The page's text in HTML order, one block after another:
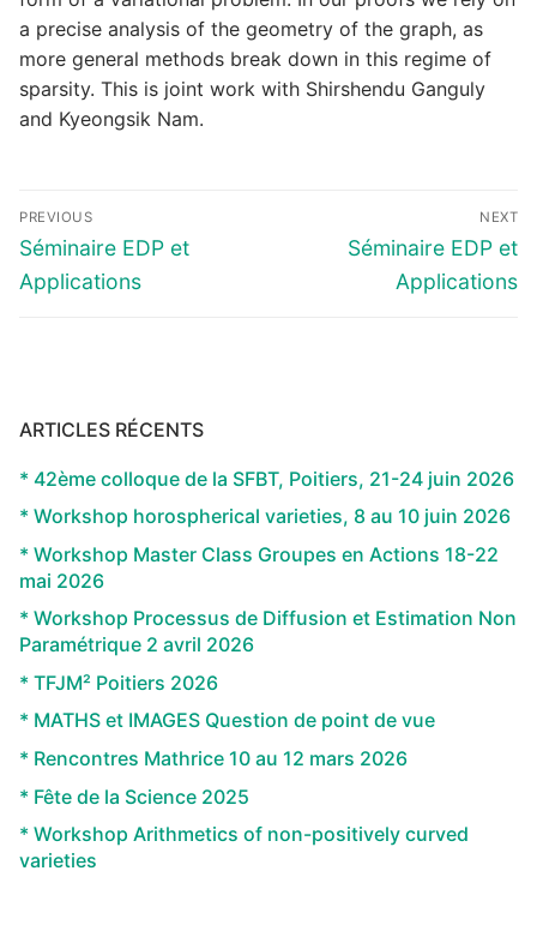
a precise analysis of the geometry of the graph, as
more general methods break down in this regime of
sparsity. This is joint work with Shirshendu Ganguly
and Kyeongsik Nam.
Navigation
de
l’article
PREVIOUS
Previous
post:
Séminaire EDP et
Applications
NEXT
Next
Séminaire EDP et
Applications
ARTICLES RÉCENTS
* 42ème colloque de la SFBT, Poitiers, 21-24 juin 2026
* Workshop horospherical varieties, 8 au 10 juin 2026
* Workshop Master Class Groupes en Actions 18-22
mai 2026
* Workshop Processus de Diffusion et Estimation Non
Paramétrique 2 avril 2026
* TFJM² Poitiers 2026
* MATHS et IMAGES Question de point de vue
* Rencontres Mathrice 10 au 12 mars 2026
* Fête de la Science 2025
* Workshop Arithmetics of non-positively curved
varieties